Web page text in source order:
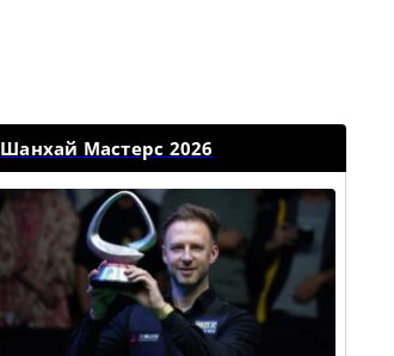
Шанхай Мастерс 2026